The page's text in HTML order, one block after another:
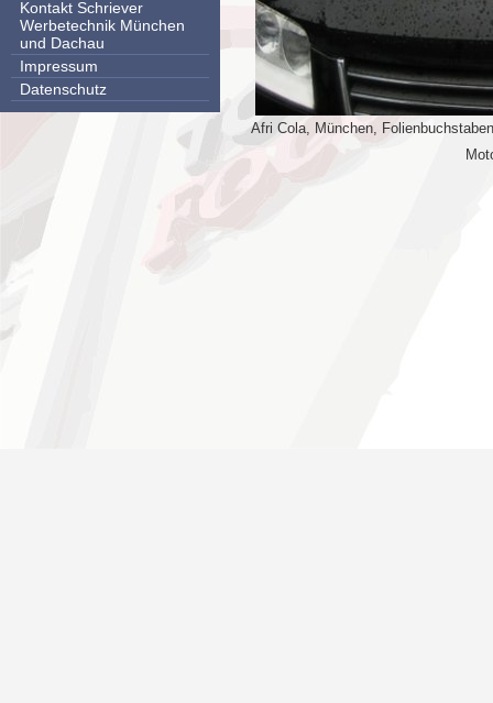
Kontakt Schriever
Werbetechnik München
und Dachau
Impressum
Datenschutz
Afri Cola, München,